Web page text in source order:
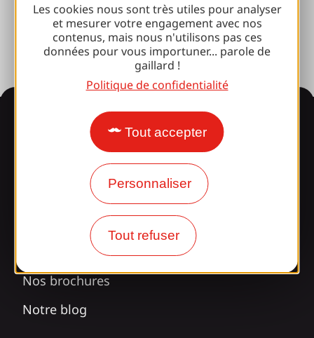
Les cookies nous sont très utiles pour analyser
et mesurer votre engagement avec nos
contenus, mais nous n'utilisons pas ces
données pour vous importuner... parole de
gaillard !
Politique de confidentialité
Tout accepter
Personnaliser
Tout refuser
Espace presse
Informations
Surpris par notre design ?
Nos horaires d'ouverture
Accès et transports
Nos brochures
Notre blog